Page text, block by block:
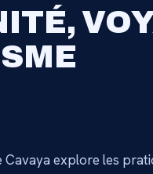
lien membre, ou
explore les